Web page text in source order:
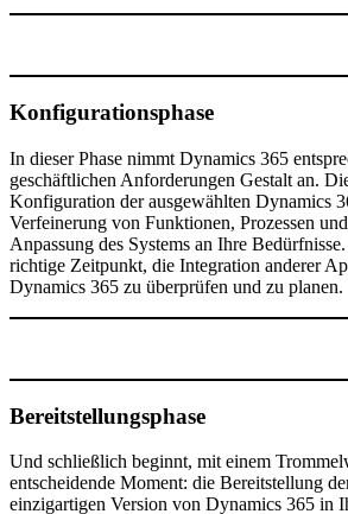
Konfigurationsphase
In dieser Phase nimmt Dynamics 365
geschäftlichen Anforderungen Gestalt an.
Konfiguration der ausgewählten Dynamics
Verfeinerung von Funktionen, Prozessen
Anpassung des Systems an Ihre
richtige Zeitpunkt, die Integration anderer
Dynamics 365 zu überprüfen und zu planen.
Bereitstellungsphase
Und schließlich beginnt, mit einem
entscheidende Moment: die Bereitstellung
einzigartigen Version von Dynamics 365 in